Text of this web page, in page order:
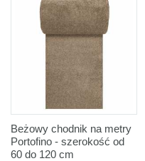
Beżowy chodnik na metry
Portofino - szerokość od
60 do 120 cm